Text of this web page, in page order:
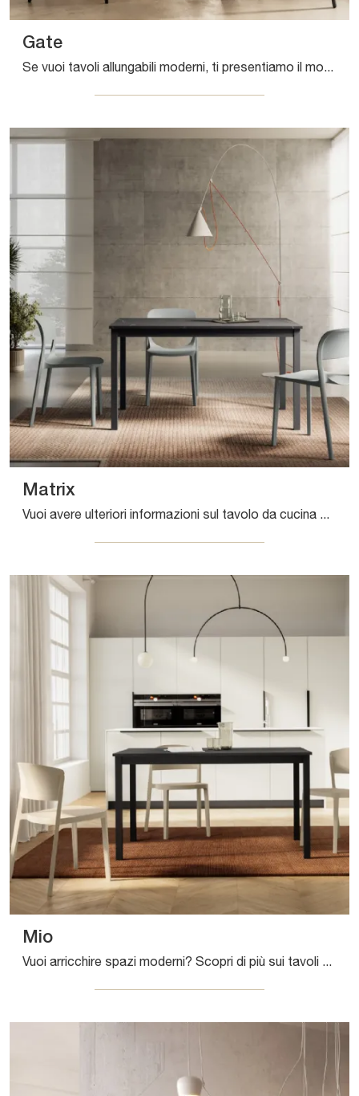
Gate
Se vuoi tavoli allungabili moderni, ti presentiamo il modello da pranzo in laminato Gate dell'azienda Arredo3.
Matrix
Vuoi avere ulteriori informazioni sul tavolo da cucina Matrix di Arredo3? Clicca e scopri di più sui modelli allungabili della marca.
Mio
Vuoi arricchire spazi moderni? Scopri di più sui tavoli moderni allungabili: il modello da cucina Mio ti aspetta.